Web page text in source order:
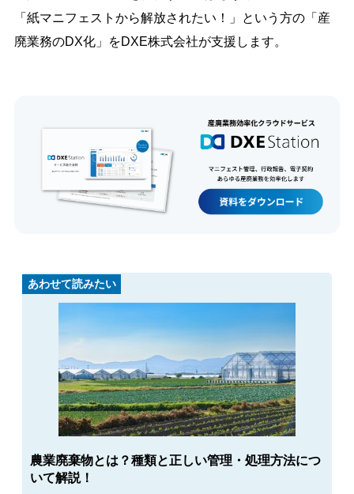
「紙マニフェストから解放されたい！」という方の「産
廃業務のDX化」をDXE株式会社が支援します。
あわせて読みたい
農業廃棄物とは？種類と正しい管理・処理方法につ
いて解説！